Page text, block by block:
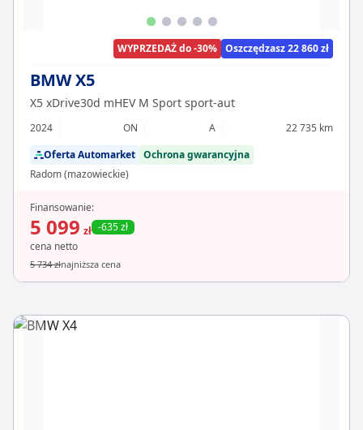
WYPRZEDAŻ do -30% Oszczędzasz 22 860 zł
BMW X5
X5 xDrive30d mHEV M Sport sport-aut
2024 ON A
22 735 km
Oferta Automarket Ochrona gwarancyjna
Radom (mazowieckie)
Finansowanie:
5 099 zł -635 zł
cena netto
5 734 złnajniższa cena